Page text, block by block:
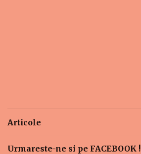
Articole
Urmareste-ne si pe FACEBOOK !